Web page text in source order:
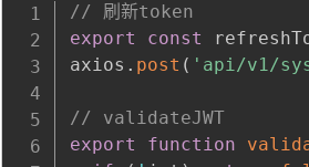
// 刷新token
export
const
axios . post ( 'api/v1/
// validateJWT
export
function